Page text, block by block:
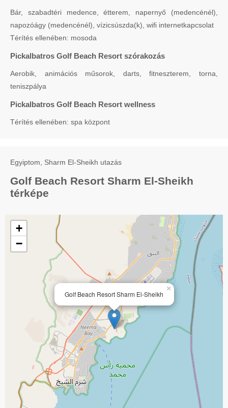
Bár, szabadtéri medence, étterem, napernyő (medencénél),
napozóágy (medencénél), vízicsúszda(k), wifi internetkapcsolat
Térítés ellenében: mosoda
Pickalbatros Golf Beach Resort szórakozás
Aerobik, animációs műsorok, darts, fitneszterem, torna,
teniszpálya
Pickalbatros Golf Beach Resort wellness
Térítés ellenében: spa központ
Egyiptom, Sharm El-Sheikh utazás
Golf Beach Resort Sharm El-Sheikh
térképe
Golf Beach Resort Sharm El-Sheikh
×
+
−